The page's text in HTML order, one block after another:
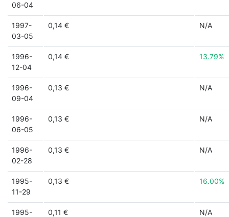
06-04
1997-
03-05
0,14 € N/A
1996-
12-04
0,14 € 13.79%
1996-
09-04
0,13 € N/A
1996-
06-05
0,13 € N/A
1996-
02-28
0,13 € N/A
1995-
11-29
0,13 € 16.00%
1995-
0,11 € N/A